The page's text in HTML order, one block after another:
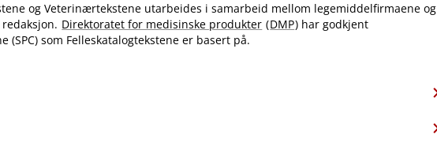
og Veterinærtekstene utarbeides i samarbeid mellom legemiddelfirmaene og
Direktoratet for medisinske produkter (DMP) har godkjent
(SPC) som Felleskatalogtekstene er basert på.